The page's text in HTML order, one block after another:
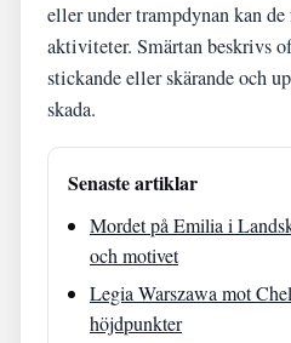
eller under trampdynan kan
aktiviteter. Smärtan beskrivs
stickande eller skärande och
skada.
Senaste artiklar
Mordet på Emilia i
och motivet
Legia Warszawa mot
höjdpunkter